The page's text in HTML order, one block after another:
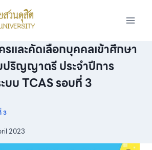
และคัดเลือกบุคคลเข้าศึกษา
ริญญาตรี ประจำปีการ
บบ TCAS รอบที่ 3
3
2023